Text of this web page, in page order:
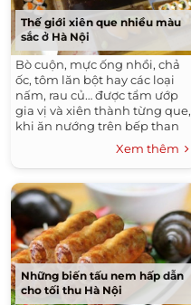
Thế giới xiên que nhiều màu
sắc ở Hà Nội
Bò cuộn, mực ống nhồi, chả
ốc, tôm lăn bột hay các loại
nấm, rau củ… được tẩm ướp
gia vị và xiên thành từng que,
khi ăn nướng trên bếp than
hoa thơm phức là món ăn độc
đáo, lạ mà quen cho mùa thu
này.
Xem thêm
Những biến tấu nem hấp dẫn
cho tối thu Hà Nội